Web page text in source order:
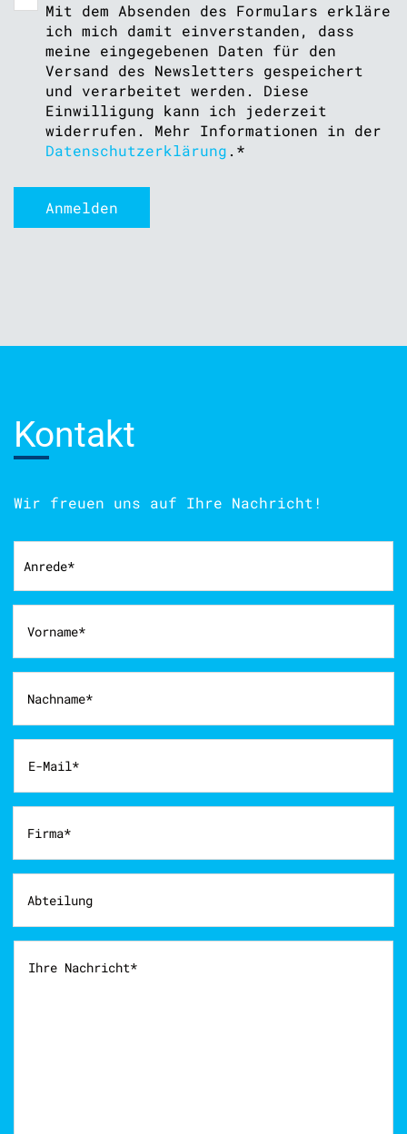
Mit dem Absenden des Formulars erkläre
ich mich damit einverstanden, dass
meine eingegebenen Daten für den
Versand des Newsletters gespeichert
und verarbeitet werden. Diese
Einwilligung kann ich jederzeit
widerrufen. Mehr Informationen in der
Datenschutzerklärung . *
Kontakt
Wir freuen uns auf Ihre Nachricht!